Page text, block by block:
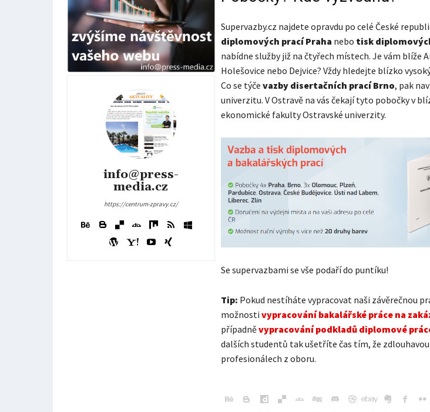
info@press-
media.cz
https://centrum-zpravy.cz/
Supervazby.cz najdete opravdu po celé České
diplomových prací Praha nebo tisk
nabídne služby již na čtyřech místech. Je vám blíže
Holešovice nebo Dejvice? Vždy hledejte blízko
Co se týče vazby disertačních prací Brno, pak
univerzitu. V Ostravě na vás čekají tyto pobočky v
ekonomické fakulty Ostravské univerzity.
Se supervazbami se vše podaří do puntíku!
Tip: Pokud nestíháte vypracovat naši závěrečnou
možnosti vypracování bakalářské práce na
případněvypracování podkladů diplomové
dalších studentů tak ušetříte čas tím, že
profesionálech z oboru.